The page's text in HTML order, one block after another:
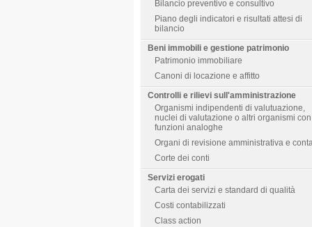
Bilancio preventivo e consultivo
Piano degli indicatori e risultati attesi di
bilancio
Beni immobili e gestione patrimonio
Patrimonio immobiliare
Canoni di locazione e affitto
Controlli e rilievi sull'amministrazione
Organismi indipendenti di valutuazione,
nuclei di valutazione o altri organismi con
funzioni analoghe
Organi di revisione amministrativa e
Corte dei conti
Servizi erogati
Carta dei servizi e standard di qualità
Costi contabilizzati
Class action